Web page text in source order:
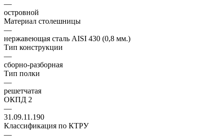
—
островной
Материал столешницы
—
нержавеющая сталь AISI 430 (0,8 мм.)
Тип конструкции
—
сборно-разборная
Тип полки
—
решетчатая
ОКПД 2
—
31.09.11.190
Классификация по КТРУ
—